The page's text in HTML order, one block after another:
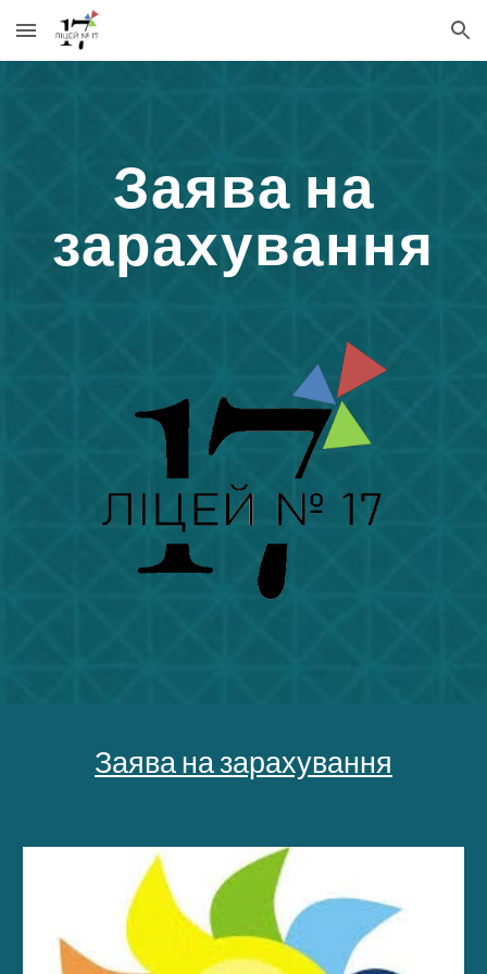
Skip to main content Skip to navigation
Заява на
зарахування
Заява на зарахування